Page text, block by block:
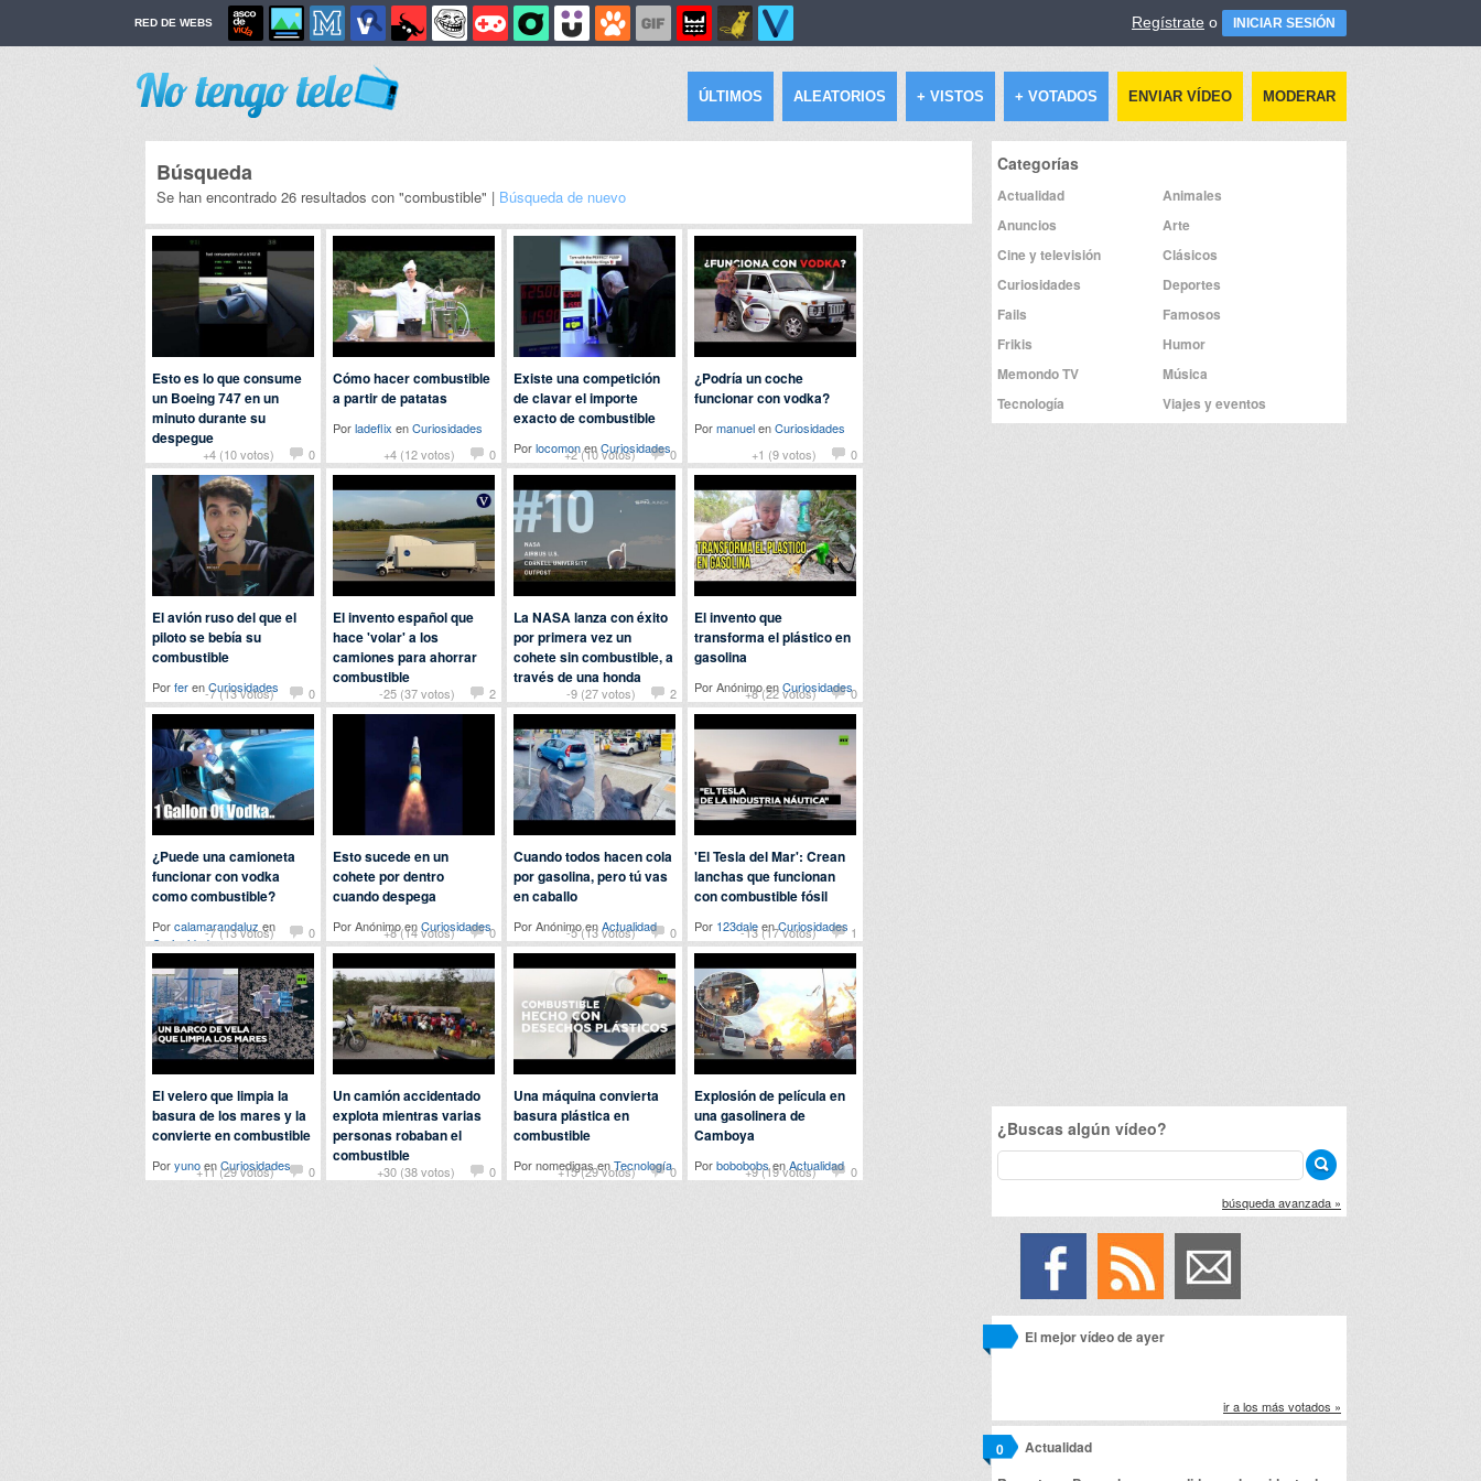
RED DE WEBS Regístrate o INICIAR SESIÓN
ÚLTIMOS ALEATORIOS + VISTOS + VOTADOS ENVIAR VÍDEO MODERAR
Búsqueda
Se han encontrado 26 resultados con "combustible" | Búsqueda de nuevo
+4 (10 votos) 0
Esto es lo que consume
un Boeing 747 en un
minuto durante su
despegue
Porpatatabravaen
Curiosidades
+4 (12 votos) 0
Cómo hacer combustible
a partir de patatas
Porladeflix enCuriosidades
+2 (10 votos)
0
Existe una competición
de clavar el importe
exacto de combustible
PorlocomonenCuriosidades +1 (9 votos) 0
¿Podría un coche
funcionar con vodka?
PormanuelenCuriosidades
-7 (13 votos) 0
El avión ruso del que el
piloto se bebía su
combustible
PorferenCuriosidades -25 (37 votos) 2
El invento español que
hace 'volar' a los
camiones para ahorrar
combustible
PordetrianaenCuriosidades
-9 (27 votos) 2
La NASA lanza con éxito
por primera vez un
cohete sin combustible, a
través de una honda
Por123daleenCuriosidades
+8 (22 votos) 0
El invento que
transforma el plástico en
gasolina
Por Anónimo enCuriosidades
-7 (13 votos) 0
¿Puede una camioneta
funcionar con vodka
como combustible?
Porcalamarandaluz en
Curiosidades
+8 (14 votos) 0
Esto sucede en un
cohete por dentro
cuando despega
Por Anónimo enCuriosidades -5 (13 votos) 0
Cuando todos hacen cola
por gasolina, pero tú vas
en caballo
Por Anónimo enActualidad -13 (17 votos) 1
'El Tesla del Mar': Crean
lanchas que funcionan
con combustible fósil
Por 123daleenCuriosidades
+11 (29 votos) 0
El velero que limpia la
basura de los mares y la
convierte en combustible
PoryunoenCuriosidades +30 (38 votos) 0
Un camión accidentado
explota mientras varias
personas robaban el
combustible
PorjohnenActualidad
+15 (29 votos) 0
Una máquina convierta
basura plástica en
combustible
Por nomedigas enTecnología +9 (19 votos) 0
Explosión de película en
una gasolinera de
Camboya
PorbobobobsenActualidad
Categorías
Actualidad
Animales
Anuncios
Arte
Cine y televisión
Clásicos
Curiosidades
Deportes
Fails
Famosos
Frikis
Humor
Memondo TV
Música
Tecnología
Viajes y eventos
¿Buscas algún vídeo?
búsqueda avanzada »
El mejor vídeo de ayer
ir a los más votados »
Actualidad
0